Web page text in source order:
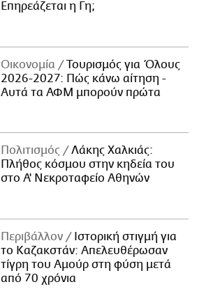
Επηρεάζεται η Γη;
Οικονομία
Τουρισμός για Όλους
2026-2027: Πώς κάνω αίτηση -
Αυτά τα ΑΦΜ μπορούν πρώτα
Πολιτισμός
Λάκης Χαλκιάς:
Πλήθος κόσμου στην κηδεία του
στο Α' Νεκροταφείο Αθηνών
Περιβάλλον
Ιστορική στιγμή για
το Καζακστάν: Απελευθέρωσαν
τίγρη του Αμούρ στη φύση μετά
από 70 χρόνια